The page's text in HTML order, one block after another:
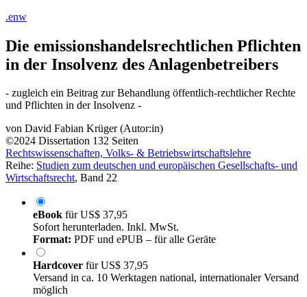
.enw
Die emissionshandelsrechtlichen Pflichten
in der Insolvenz des Anlagenbetreibers
- zugleich ein Beitrag zur Behandlung öffentlich-rechtlicher Rechte
und Pflichten in der Insolvenz -
von David Fabian Krüger (Autor:in)
©2024 Dissertation 132 Seiten
Rechtswissenschaften, Volks- & Betriebswirtschaftslehre
Reihe: Studien zum deutschen und europäischen Gesellschafts- und
Wirtschaftsrecht, Band 22
eBook fürUS$ 37,95
Sofort herunterladen. Inkl. MwSt.
Format: PDF und ePUB – für alle Geräte
Hardcover fürUS$ 37,95
Versand in ca. 10 Werktagen national, internationaler Versand
möglich